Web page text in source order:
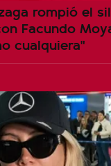
rompió el
Facundo
cualquiera"